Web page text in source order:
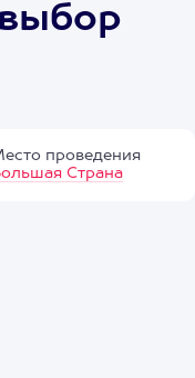
проведения
Страна